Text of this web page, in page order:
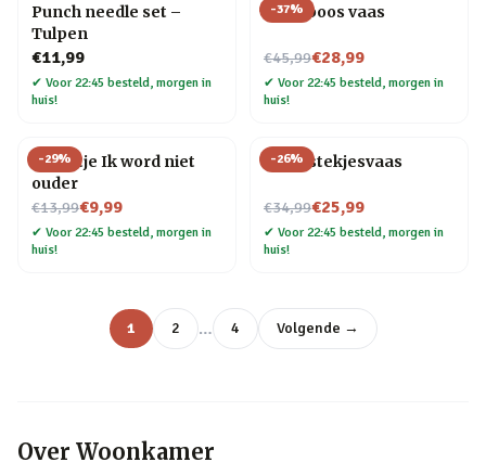
Punch needle set –
Tulpen
€11,99
✔ Voor 22:45 besteld, morgen in
huis!
-37%
Framboos vaas
€45,99
Nu voor€28,99
✔ Voor 22:45 besteld, morgen in
huis!
-29%
Tegeltje Ik word niet
ouder
€13,99
Nu voor€9,99
✔ Voor 22:45 besteld, morgen in
huis!
-26%
Flora stekjesvaas
€34,99
Nu voor€25,99
✔ Voor 22:45 besteld, morgen in
huis!
1 2 … 4 Volgende →
Over Woonkamer